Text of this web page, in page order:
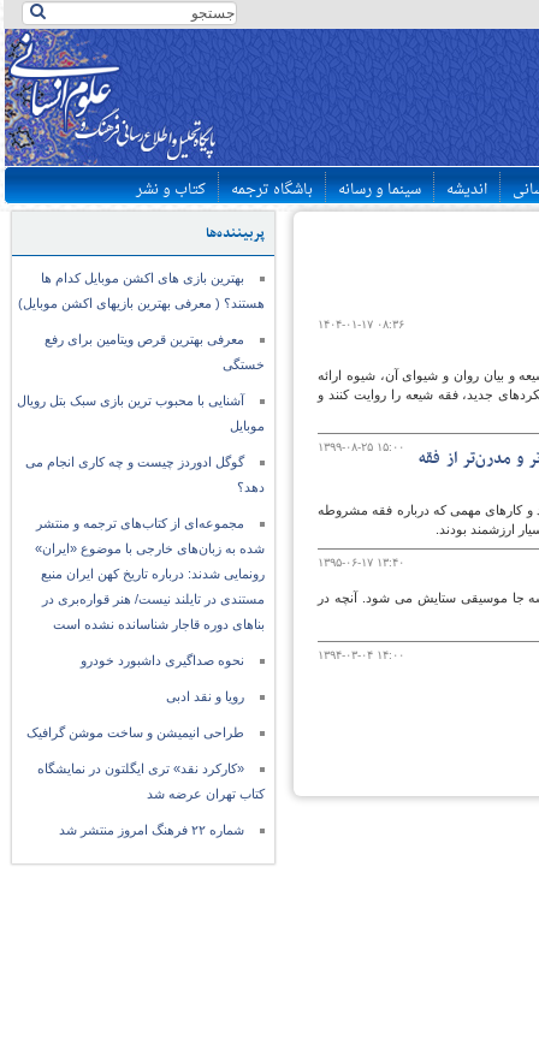
اندیشه سینما و رسانه باشگاه ترجمه کتاب و نشر
پربیننده‌ها
بهترین بازی های اکشن موبایل کدام ها
هستند؟ ( معرفی بهترین بازیهای اکشن موبایل)
معرفی بهترین قرص ویتامین برای رفع
خستگی
آشنایی با محبوب ترین بازی سبک بتل رویال
موبایل
گوگل ادوردز چیست و چه کاری انجام می
دهد؟
مجموعه‌ای از کتاب‌های ترجمه و منتشر
شده به زبان‌های خارجی با موضوع «ایران»
رونمایی شدند: درباره تاریخ کهن ایران منبع
مستندی در تایلند نیست/ هنر قواره‌بری در
بناهای دوره قاجار شناسانده نشده است
نحوه صداگیری داشبورد خودرو
رویا و نقد ادبی
طراحی انیمیشن و ساخت موشن گرافیک
«کارکرد نقد» تری ایگلتون در نمایشگاه
کتاب تهران عرضه شد
شماره ۲۲ فرهنگ امروز منتشر شد
۱۴۰۴-۰۱-۱۷ ۰۸:۳۶
و بیان روان و شیوای آن، شیوه ارائه
جدید،‌ فقه شیعه را روایت کنند و
۱۳۹۹-۰۸-۲۵ ۱۵:۰۰ و مدرن‌تر از فقه
و کارهای مهمی که درباره فقه مشروطه
ارزشمند بودند.
۱۳۹۵-۰۶-۱۷ ۱۳:۴۰
جا موسیقی ستایش می شود. آنچه در
۱۳۹۴-۰۳-۰۴ ۱۴:۰۰